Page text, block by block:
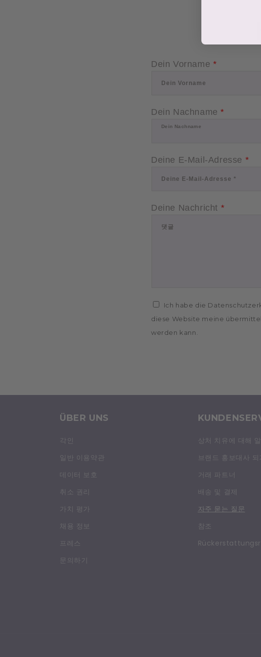
Dein Vorname *
Dein Vorname
Dein Nachname*
Dein Nachname
Deine E-Mail-Adresse *
Deine E-Mail-Adresse *
Deine Nachricht *
댓글
Ich habe die
diese Website meine
werden kann.
ÜBER UNS
각인
일반 이용약관
데이터 보호
취소 권리
가치 평가
채용 정보
프레스
문의하기
상처 치유에 대해
브랜드 홍보대사 되
거래 파트너
배송 및 결제
자주 묻는 질문
참조